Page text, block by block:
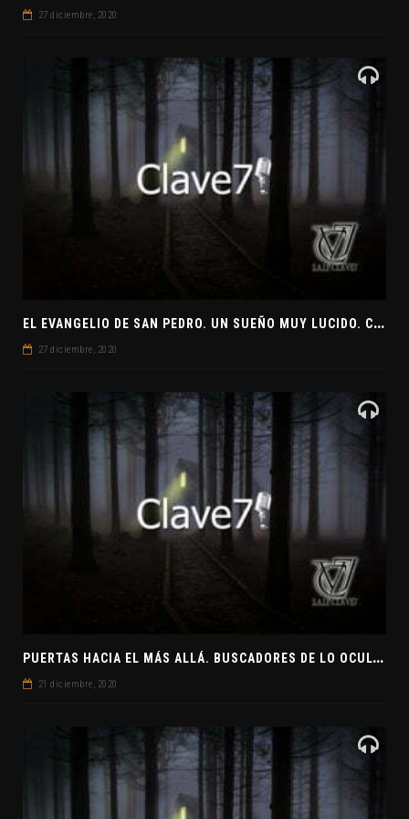
27 diciembre, 2020
E
L EVANGELIO DE SAN PEDRO. UN SUEÑO MUY LUCIDO. CLAVE7 NEWS ¿PREPARADOS PARA UNA VISITA EXTRATERRESTRE?
27 diciembre, 2020
P
UERTAS HACIA EL MÁS ALLÁ. BUSCADORES DE LO OCULTO. EL PENSAMIENTO ABSTRACTO. EVANGELIOS APÓCRIFOS
21 diciembre, 2020